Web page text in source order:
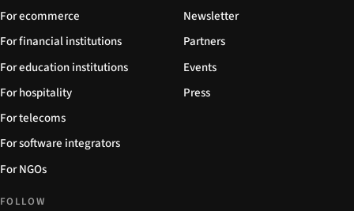
For ecommerce
For financial institutions
For education institutions
For hospitality
For telecoms
For software integrators
For NGOs
Newsletter
Partners
Events
Press
FOLLOW